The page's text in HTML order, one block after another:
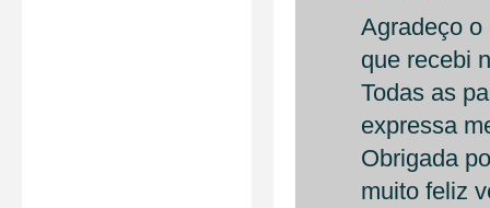
Agradeço o
que recebi
Todas as
expressa
Obrigada
muito feliz